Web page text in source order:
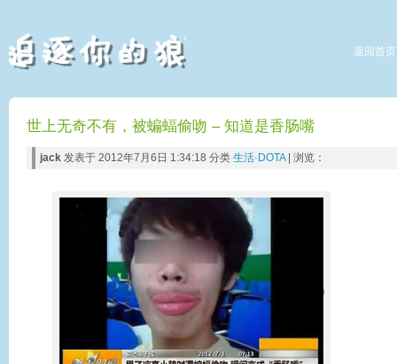
返回首页
世上无奇不有，被蝙蝠偷吻 – 知道是香肠嘴
jack 发表于 2012年7月6日 1:34:18 分类 生活·DOTA| 浏览：